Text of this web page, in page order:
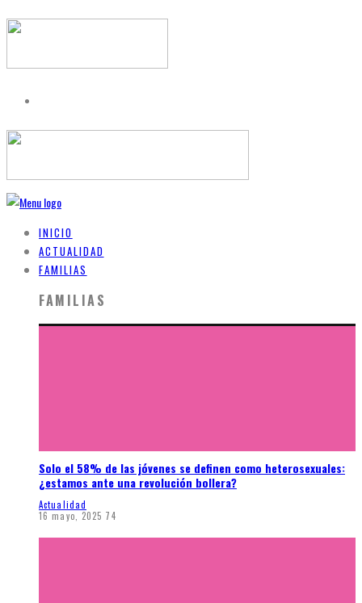
INICIO
ACTUALIDAD
FAMILIAS
FAMILIAS
Solo el 58% de las jóvenes se definen como heterosexuales:
¿estamos ante una revolución bollera?
Actualidad
16 mayo, 2025 74